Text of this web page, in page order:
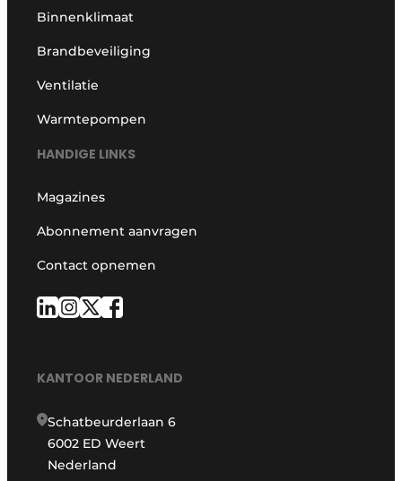
Binnenklimaat
Brandbeveiliging
Ventilatie
Warmtepompen
HANDIGE LINKS
Magazines
Abonnement aanvragen
Contact opnemen
KANTOOR NEDERLAND
Schatbeurderlaan 6
6002 ED Weert
Nederland